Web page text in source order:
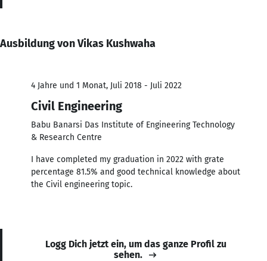
Ausbildung von Vikas Kushwaha
4 Jahre und 1 Monat, Juli 2018 - Juli 2022
Civil Engineering
Babu Banarsi Das Institute of Engineering Technology
& Research Centre
I have completed my graduation in 2022 with grate
percentage 81.5% and good technical knowledge about
the Civil engineering topic.
Logg Dich jetzt ein, um das ganze Profil zu
sehen.